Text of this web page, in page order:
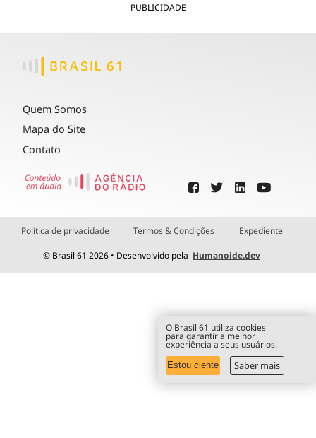
PUBLICIDADE
Quem Somos
Mapa do Site
Contato
Política de privacidade Termos & Condições Expediente
© Brasil 61 2026 • Desenvolvido pela Humanoide.dev
O Brasil 61 utiliza cookies
para garantir a melhor
experiência a seus usuários.
Estou ciente Saber mais